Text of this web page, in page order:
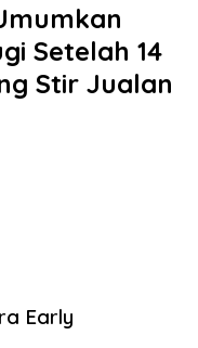
Setelah 14
Stir Jualan
Early